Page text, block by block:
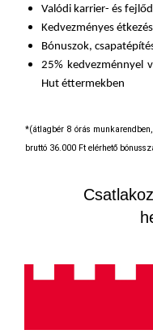
Valódi karrier- és
Kedvezményes étkezés
Bónuszok,
25% kedvezménnyel
Hut éttermekben
*(átlagbér 8 órás
bruttó 36.000 Ft elérhető